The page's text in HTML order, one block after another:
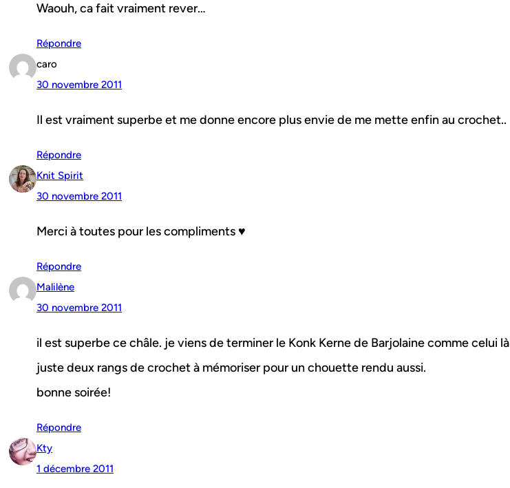
Waouh, ca fait vraiment rever…
Répondre
caro
30 novembre 2011
Il est vraiment superbe et me donne encore plus envie de me mette enfin au crochet..
Répondre
Knit Spirit
30 novembre 2011
Merci à toutes pour les compliments ♥
Répondre
Malilène
30 novembre 2011
il est superbe ce châle. je viens de terminer le Konk Kerne de Barjolaine comme celui là
juste deux rangs de crochet à mémoriser pour un chouette rendu aussi.
bonne soirée!
Répondre
Kty
1 décembre 2011